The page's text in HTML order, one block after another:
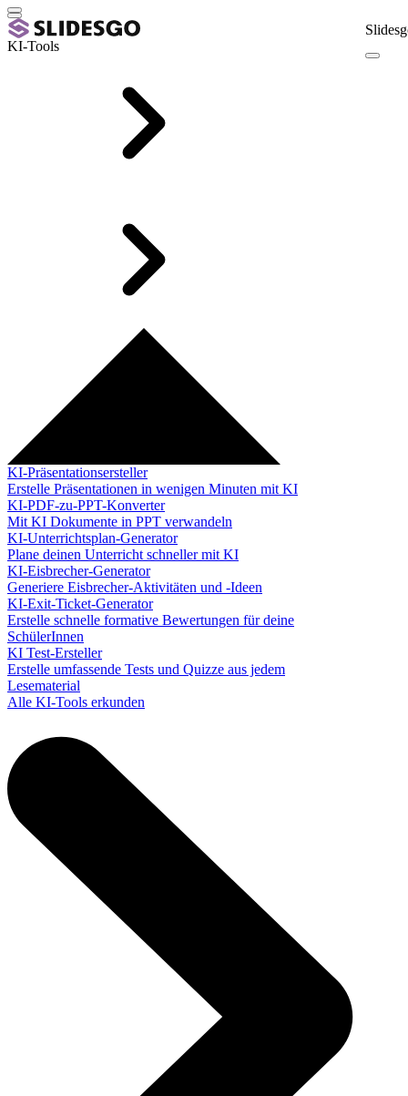
KI-Tools
KI-Präsentationsersteller
Erstelle Präsentationen in wenigen Minuten mit KI
KI-PDF-zu-PPT-Konverter
Mit KI Dokumente in PPT verwandeln
KI-Unterrichtsplan-Generator
Plane deinen Unterricht schneller mit KI
KI-Eisbrecher-Generator
Generiere Eisbrecher-Aktivitäten und -Ideen
KI-Exit-Ticket-Generator
Erstelle schnelle formative Bewertungen für deine
SchülerInnen
KI Test-Ersteller
Erstelle umfassende Tests und Quizze aus jedem
Lesematerial
Alle KI-Tools erkunden